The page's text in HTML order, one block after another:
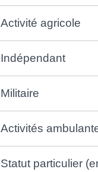
Activité agricole
Indépendant
Militaire
Activités
Statut particulier